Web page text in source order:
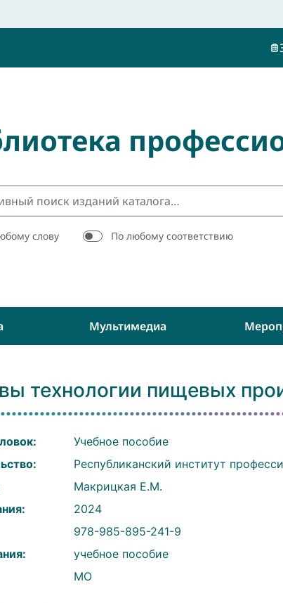
слову По любому соответствию
Мультимедиа
технологии пищевых
Учебное пособие
Республиканский институт
Макрицкая Е.М.
2024
978-985-895-241-9
учебное пособие
МО